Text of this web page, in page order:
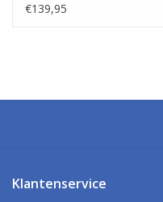
€139,95
Klantenservice